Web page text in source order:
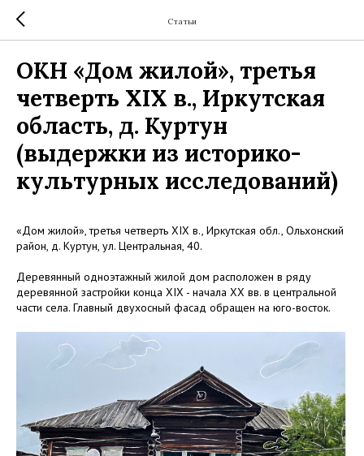
Статьи
ОКН «Дом жилой», третья
четверть ХIХ в., Иркутская
область, д. Куртун
(выдержки из историко-
культурных исследований)
«Дом жилой», третья четверть ХIХ в., Иркутская обл., Ольхонский
район, д. Куртун, ул. Центральная, 40.
Деревянный одноэтажный жилой дом расположен в ряду
деревянной застройки конца ХIХ - начала XX вв. в центральной
части села. Главный двухосный фасад обращен на юго-восток.